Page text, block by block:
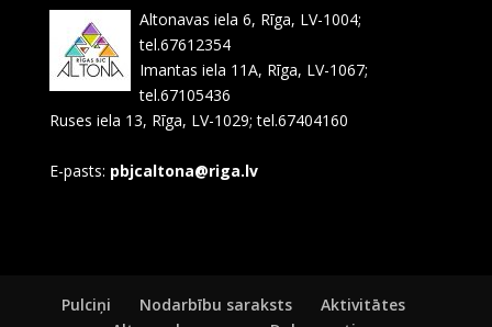
Altonavas iela 6, Rīga, LV-1004;
tel.67612354
Imantas iela 11A, Rīga, LV-1067;
tel.67105436
Ruses iela 13, Rīga, LV-1029; tel.67404160
E-pasts: pbjcaltona@riga.lv
Pulciņi Nodarbību saraksts
Aktivitātes